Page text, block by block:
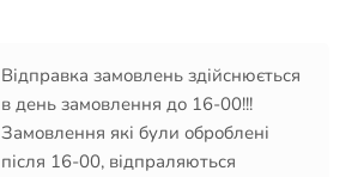
Відправка замовлень здійснюється
в день замовлення до 16-00!!!
Замовлення які були оброблені
після 16-00, відпраляються